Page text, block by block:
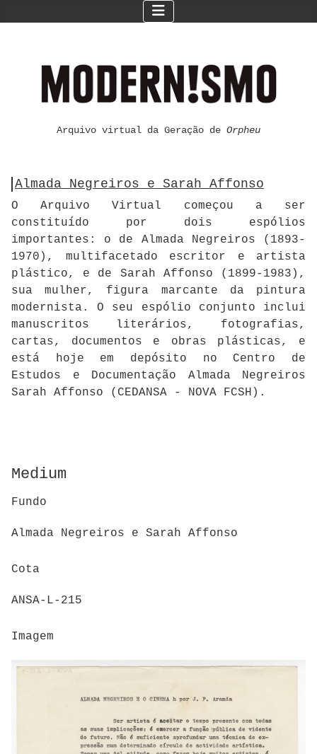
Arquivo virtual da Geração de Orpheu
Almada Negreiros e Sarah Affonso
O Arquivo Virtual começou a ser
constituído por dois espólios
importantes: o de Almada Negreiros (1893-
1970), multifacetado escritor e artista
plástico, e de Sarah Affonso (1899-1983),
sua mulher, figura marcante da pintura
modernista. O seu espólio conjunto inclui
manuscritos literários, fotografias,
cartas, documentos e obras plásticas, e
está hoje em depósito no Centro de
Estudos e Documentação Almada Negreiros
Sarah Affonso (CEDANSA - NOVA FCSH).
Medium
Fundo
Almada Negreiros e Sarah Affonso
Cota
ANSA-L-215
Imagem